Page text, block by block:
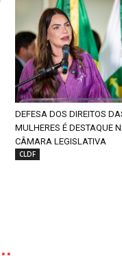
DEFESA DOS DIREITOS
MULHERES É DESTAQUE
CÂMARA LEGISLATIVA
CLDF